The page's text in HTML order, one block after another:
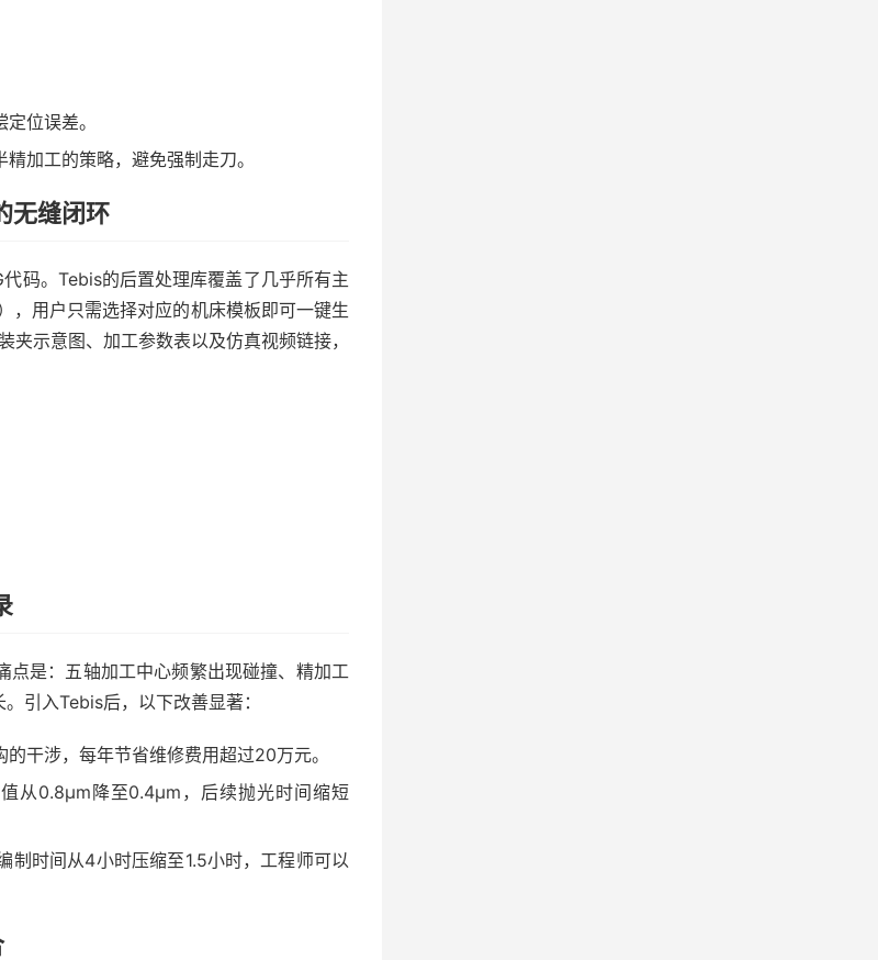
位误差。
加工的策略，避免强制走刀。
无缝闭环
码。Tebis的后置处理库覆盖了几乎所有主
用户只需选择对应的机床模板即可一键生
夹示意图、加工参数表以及仿真视频链接，
点是：五轴加工中心频繁出现碰撞、精加工
引入Tebis后，以下改善显著：
干涉，每年节省维修费用超过20万元。
从0.8μm降至0.4μm，后续抛光时间缩短
制时间从4小时压缩至1.5小时，工程师可以